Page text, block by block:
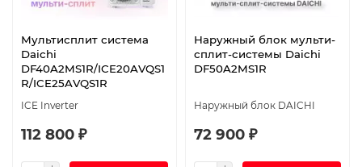
Мультисплит система
Daichi
DF40A2MS1R/ICE20AVQS1
R/ICE25AVQS1R
ICE Inverter
112 800 ₽
Наружный блок мульти-
сплит-системы Daichi
DF50A2MS1R
Наружный блок DAICHI
72 900 ₽